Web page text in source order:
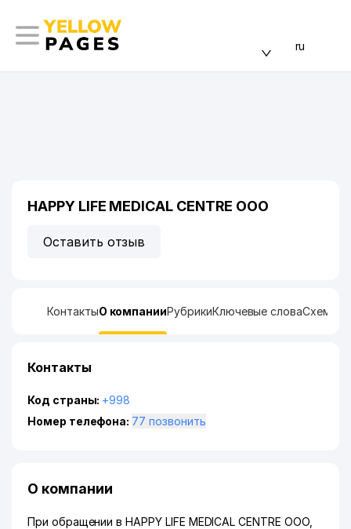
ru
HAPPY LIFE MEDICAL CENTRE ООО
Оставить отзыв
КонтактыО компанииРубрикиКлючевые словаСхема
Контакты
Код страны: +998
Номер телефона:
77 позвонить
О компании
При обращении в HAPPY LIFE MEDICAL CENTRE ООО,